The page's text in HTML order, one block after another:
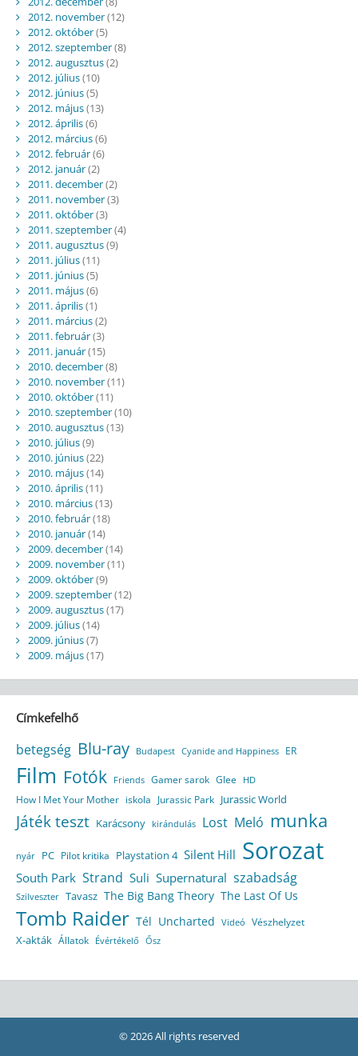
2012. november(12)
2012. október(5)
2012. szeptember(8)
2012. augusztus(2)
2012. július(10)
2012. június(5)
2012. május(13)
2012. április(6)
2012. március(6)
2012. február(6)
2012. január(2)
2011. december(2)
2011. november(3)
2011. október(3)
2011. szeptember(4)
2011. augusztus(9)
2011. július(11)
2011. június(5)
2011. május(6)
2011. április(1)
2011. március(2)
2011. február(3)
2011. január(15)
2010. december(8)
2010. november(11)
2010. október(11)
2010. szeptember(10)
2010. augusztus(13)
2010. július(9)
2010. június(22)
2010. május(14)
2010. április(11)
2010. március(13)
2010. február(18)
2010. január(14)
2009. december(14)
2009. november(11)
2009. október(9)
2009. szeptember(12)
2009. augusztus(17)
2009. július(14)
2009. június(7)
2009. május(17)
Címkefelhő
betegség Blu-ray Budapest Cyanide and Happiness ER
Film Fotók Friends Gamer sarok Glee HD
How I Met Your Mother iskola Jurassic Park Jurassic World
Játék teszt Karácsony kirándulás Lost Meló munka
nyár PC Pilot kritika Playstation 4 Silent Hill Sorozat
South Park Strand Suli Supernatural szabadság
Szilveszter Tavasz The Big Bang Theory The Last Of Us
Tomb Raider Tél Uncharted Videó Vészhelyzet
X-akták Állatok Évértékelő Ősz
© 2026 All rights reserved